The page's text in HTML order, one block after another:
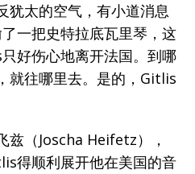
犹太的空气，有小道消息
一把史特拉底瓦里琴，这
好伤心地离开法国。到哪
就往哪里去。是的，Gitlis
兹（Joscha Heifetz），
得顺利展开他在美国的音